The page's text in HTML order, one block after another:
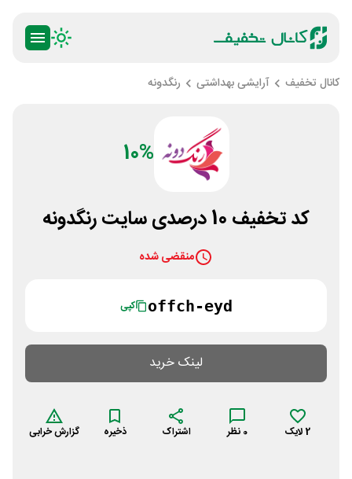
کانال تخفیف آرایشی بهداشتی رنگدونه
10%
کد تخفیف 10 درصدی سایت رنگدونه
منقضی شده
offch-eyd کپی
لینک خرید
2لایک 0 نظر اشتراک ذخیره گزارش خرابی